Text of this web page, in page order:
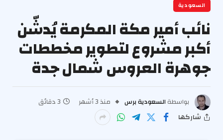
السعودية
نائب أمير مكة المكرمة يُدشّن
أكبر مشروع لتطوير مخططات
جوهرة العروس شمال جدة
بواسطة السعودية برس منذ 3 أشهر
3 دقائق
شاركها